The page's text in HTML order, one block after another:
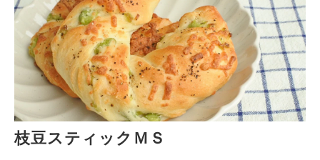
枝豆スティックＭＳ